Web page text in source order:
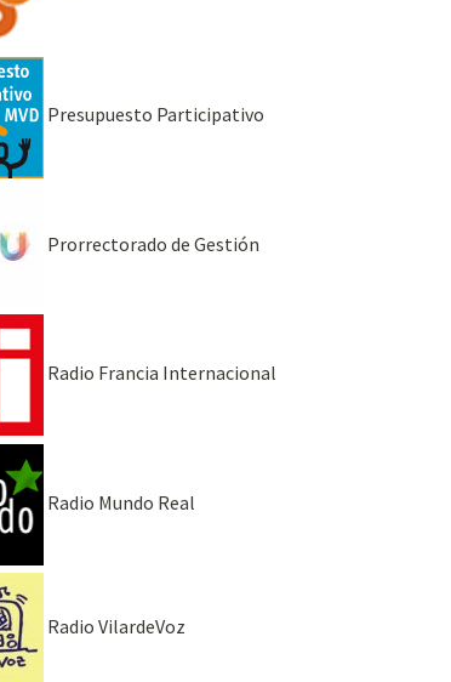
Presupuesto Participativo
Prorrectorado de Gestión
Radio Francia Internacional
Radio Mundo Real
Radio VilardeVoz